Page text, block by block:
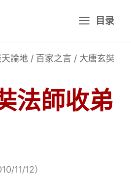
目录
論地 / 百家之言 / 大唐玄奘
法師收弟
11/12）